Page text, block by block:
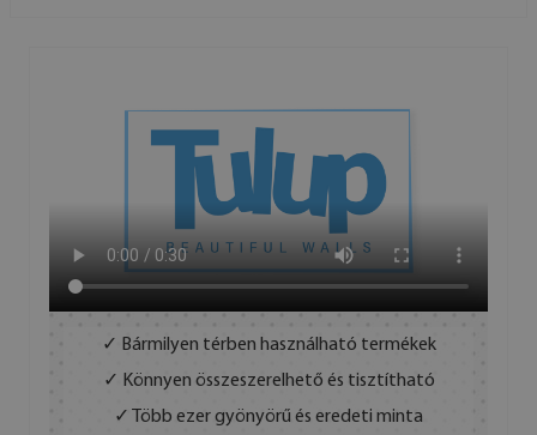
✓ Bármilyen térben használható termékek
✓ Könnyen összeszerelhető és tisztítható
✓ Több ezer gyönyörű és eredeti minta